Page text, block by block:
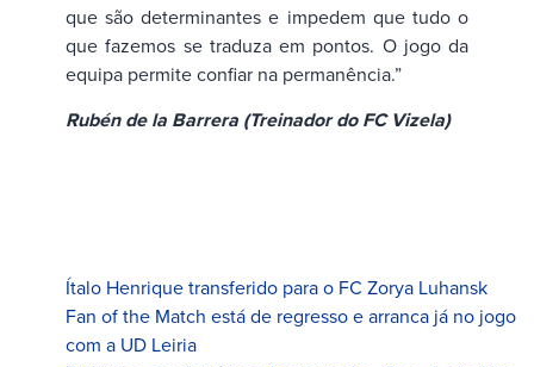
que são determinantes e impedem que tudo o
que fazemos se traduza em pontos. O jogo da
equipa permite confiar na permanência.”
Rubén de la Barrera (Treinador do FC Vizela)
Ítalo Henrique transferido para o FC Zorya Luhansk
Fan of the Match está de regresso e arranca já no jogo
com a UD Leiria